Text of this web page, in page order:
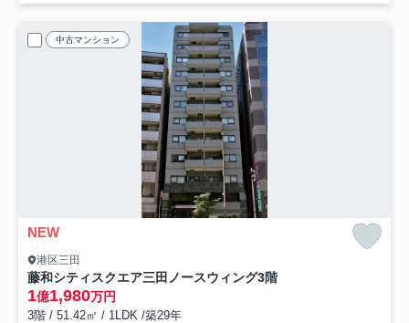
中古マンション
NEW
港区三田
藤和シティスクエア三田ノースウィング3階
1億1,980万円
3階 / 51.42㎡ / 1LDK /築29年